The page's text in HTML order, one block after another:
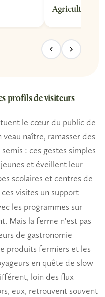
Agriculteur
profils de visiteurs
le cœur du public de
veau naître, ramasser des
: ces gestes simples
et éveillent leur
scolaires et centres de
visites un support
les programmes sur
Mais la ferme n'est pas
de gastronomie
produits fermiers et les
en quête de slow
loin des flux
, eux, retrouvent souvent